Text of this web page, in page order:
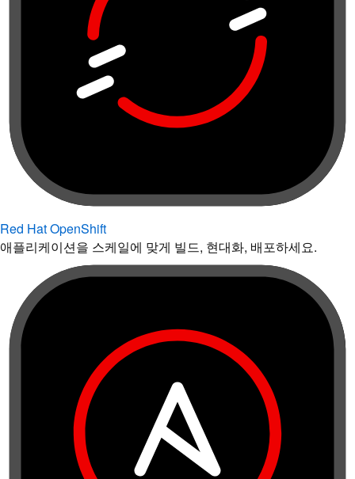
Red Hat OpenShift
애플리케이션을 스케일에 맞게 빌드, 현대화, 배포하세요.